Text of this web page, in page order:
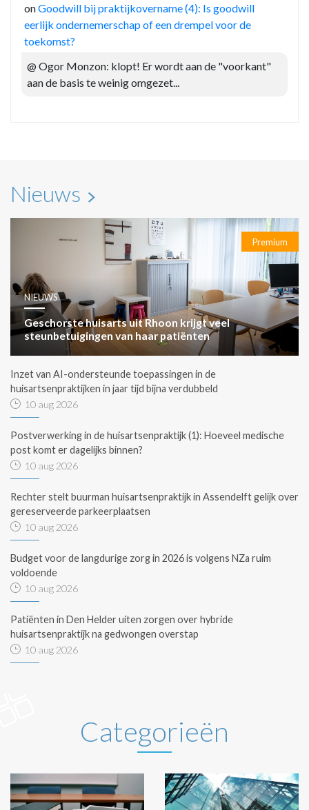
onGoodwill bij praktijkovername (4): Is goodwill
eerlijk ondernemerschap of een drempel voor de
toekomst?
@ Ogor Monzon: klopt! Er wordt aan de "voorkant"
aan de basis te weinig omgezet...
Nieuws
Premium
NIEUWS
Geschorste huisarts uit Rhoon krijgt veel
steunbetuigingen van haar patiënten
Inzet van AI-ondersteunde toepassingen in de
huisartsenpraktijken in jaar tijd bijna verdubbeld
10 aug 2026
Postverwerking in de huisartsenpraktijk (1): Hoeveel medische
post komt er dagelijks binnen?
10 aug 2026
Rechter stelt buurman huisartsenpraktijk in Assendelft gelijk over
gereserveerde parkeerplaatsen
10 aug 2026
Budget voor de langdurige zorg in 2026 is volgens NZa ruim
voldoende
10 aug 2026
Patiënten in Den Helder uiten zorgen over hybride
huisartsenpraktijk na gedwongen overstap
10 aug 2026
Categorieën